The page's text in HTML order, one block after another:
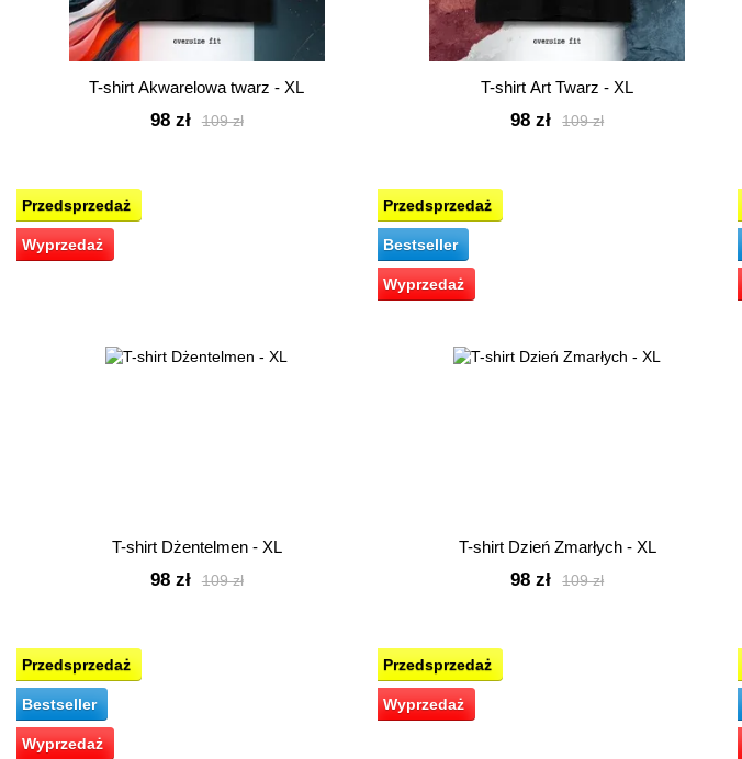
T-shirt Akwarelowa twarz - XL
109 zł
98 zł
T-shirt Art Twarz - XL
109 zł
98 zł
Przedsprzedaż
Wyprzedaż
T-shirt Dżentelmen - XL
109 zł
98 zł
Przedsprzedaż
Bestseller
Wyprzedaż
T-shirt Dzień Zmarłych - XL
109 zł
98 zł
Przedsprzedaż
Bestseller
Wyprzedaż
Przedsprzedaż
Wyprzedaż